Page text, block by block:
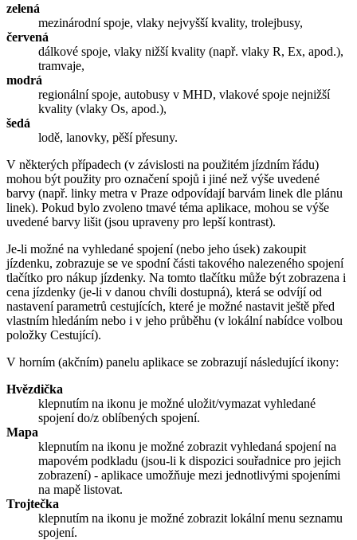
zelená
mezinárodní spoje, vlaky nejvyšší kvality, trolejbusy,
červená
dálkové spoje, vlaky nižší kvality (např. vlaky R, Ex, apod.),
tramvaje,
modrá
regionální spoje, autobusy v MHD, vlakové spoje nejnižší
kvality (vlaky Os, apod.),
šedá
lodě, lanovky, pěší přesuny.
V některých případech (v závislosti na použitém jízdním řádu)
mohou být použity pro označení spojů i jiné než výše uvedené
barvy (např. linky metra v Praze odpovídají barvám linek dle plánu
linek). Pokud bylo zvoleno tmavé téma aplikace, mohou se výše
uvedené barvy lišit (jsou upraveny pro lepší kontrast).
Je-li možné na vyhledané spojení (nebo jeho úsek) zakoupit
jízdenku, zobrazuje se ve spodní části takového nalezeného spojení
tlačítko pro nákup jízdenky. Na tomto tlačítku může být zobrazena i
cena jízdenky (je-li v danou chvíli dostupná), která se odvíjí od
nastavení parametrů cestujících, které je možné nastavit ještě před
vlastním hledáním nebo i v jeho průběhu (v lokální nabídce volbou
položky Cestující).
V horním (akčním) panelu aplikace se zobrazují následující ikony:
Hvězdička
klepnutím na ikonu je možné uložit/vymazat vyhledané
spojení do/z oblíbených spojení.
Mapa
klepnutím na ikonu je možné zobrazit vyhledaná spojení na
mapovém podkladu (jsou-li k dispozici souřadnice pro jejich
zobrazení) - aplikace umožňuje mezi jednotlivými spojeními
na mapě listovat.
Trojtečka
klepnutím na ikonu je možné zobrazit lokální menu seznamu
spojení.